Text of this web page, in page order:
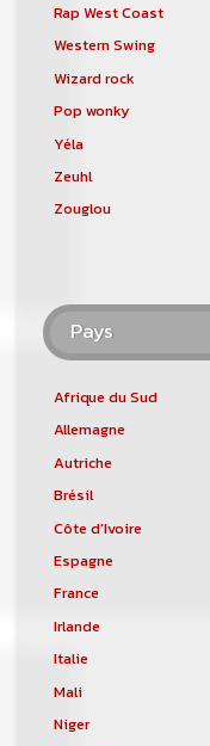
Rap West Coast
Western Swing
Wizard rock
Pop wonky
Yéla
Zeuhl
Zouglou
Pays
Afrique du Sud
Allemagne
Autriche
Brésil
Côte d'Ivoire
Espagne
France
Irlande
Italie
Mali
Niger